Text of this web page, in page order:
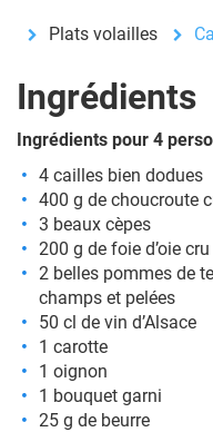
Plats volailles
Ingrédients
Ingrédients pour 4
4 cailles bien dodues
400 g de choucroute
3 beaux cèpes
200 g de foie d’oie cru
2 belles pommes de
champs et pelées
50 cl de vin d’Alsace
1 carotte
1 oignon
1 bouquet garni
25 g de beurre